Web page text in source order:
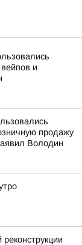
и
продажу
Володин